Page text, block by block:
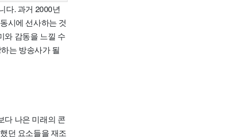
다. 과거 2000년
시에 선사하는 것
와 감동을 느낄 수
는 방송사가 될
다 나은 미래의 콘
던 요소들을 재조